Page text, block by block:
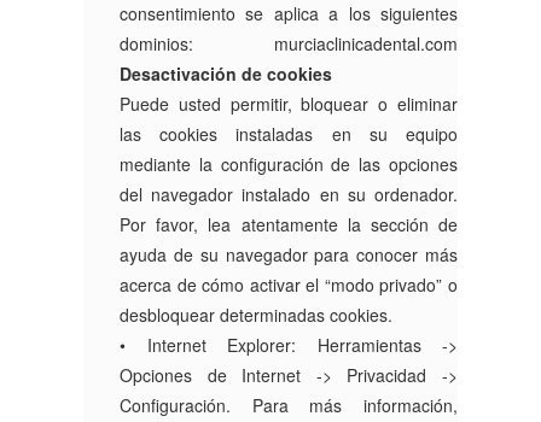
consentimiento se aplica a los siguientes
dominios: murciaclinicadental.com
Desactivación de cookies
Puede usted permitir, bloquear o eliminar
las cookies instaladas en su equipo
mediante la configuración de las opciones
del navegador instalado en su ordenador.
Por favor, lea atentamente la sección de
ayuda de su navegador para conocer más
acerca de cómo activar el “modo privado” o
desbloquear determinadas cookies.
• Internet Explorer: Herramientas ->
Opciones de Internet -> Privacidad ->
Configuración. Para más información,